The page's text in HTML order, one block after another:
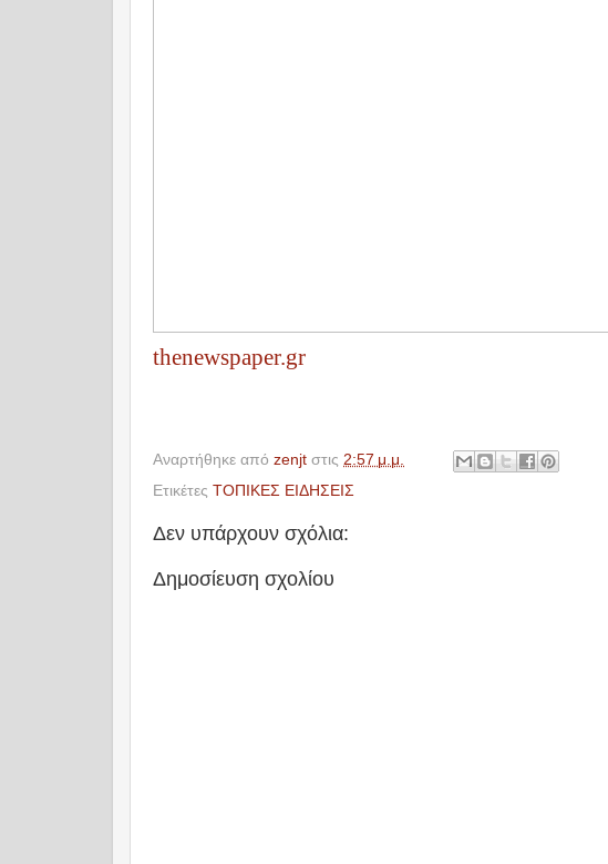
thenewspaper.gr
Αναρτήθηκε από zenjt στις 2:57 μ.μ.
Ετικέτες ΤΟΠΙΚΕΣ ΕΙΔΗΣΕΙΣ
Δεν υπάρχουν σχόλια:
Δημοσίευση σχολίου